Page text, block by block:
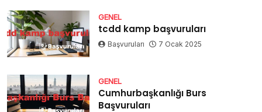
GENEL
tcdd kamp başvuruları
Başvuruları 7 Ocak 2025
GENEL
Cumhurbaşkanlığı Burs
Başvuruları